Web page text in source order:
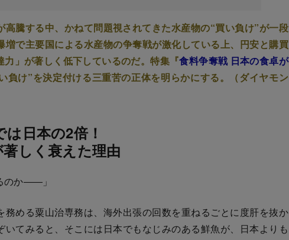
高騰する中、かねて問題視されてきた水産物の“買い負け”が一段
増で主要国による水産物の争奪戦が激化している上、円安と購買
」が著しく低下しているのだ。特集『食料争奪戦 日本の食卓が
負け”を決定付ける三重苦の正体を明らかにする。（ダイヤモン
日本の2倍！
しく衰えた理由
のか――」
める粟山治専務は、海外出張の回数を重ねるごとに度肝を抜か
てみると、そこには日本でもなじみのある鮮魚が、日本よりも